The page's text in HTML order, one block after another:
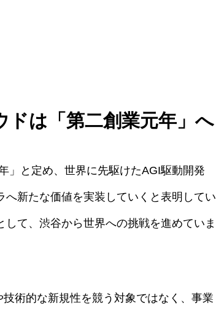
ドは「第二創業元年」へ
」と定め、世界に先駆けたAGI駆動開発
へ新たな価値を実装していくと表明してい
て、渋谷から世界への挑戦を進めていま
術的な新規性を競う対象ではなく、事業